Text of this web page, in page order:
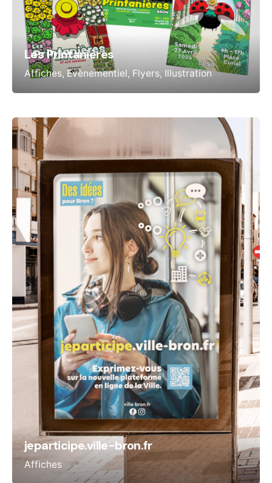
Les Printanières
Affiches Evènementiel Flyers Illustration
jeparticipe.ville-bron.fr
Affiches